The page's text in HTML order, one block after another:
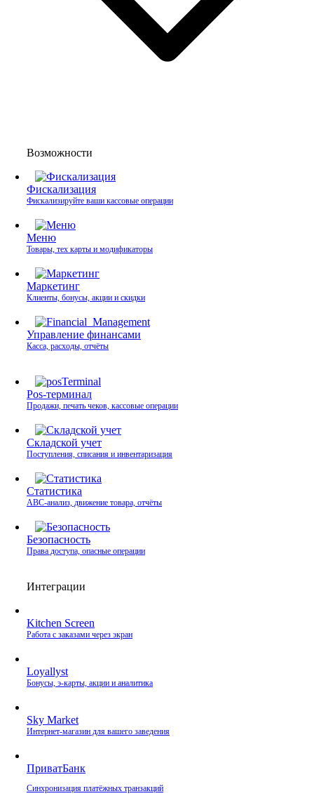
Возможности
Фискализация
Фискализируйте ваши кассовые операции
Меню
Товары, тех карты и модификаторы
Маркетинг
Клиенты, бонусы, акции и скидки
Управление финансами
Касса, расходы, отчёты
Pos-терминал
Продажи, печать чеков, кассовые операции
Складской учет
Поступления, списания и инвентаризация
Статистика
ABC-анализ, движение товара, отчёты
Безопасность
Права доступа, опасные операции
Интеграции
Kitchen Screen
Работа с заказами через экран
Loyallyst
Бонусы, э‑карты, акции и аналитика
Sky Market
Интернет‑магазин для вашего заведения
ПриватБанк
Синхронизация платёжных транзакций